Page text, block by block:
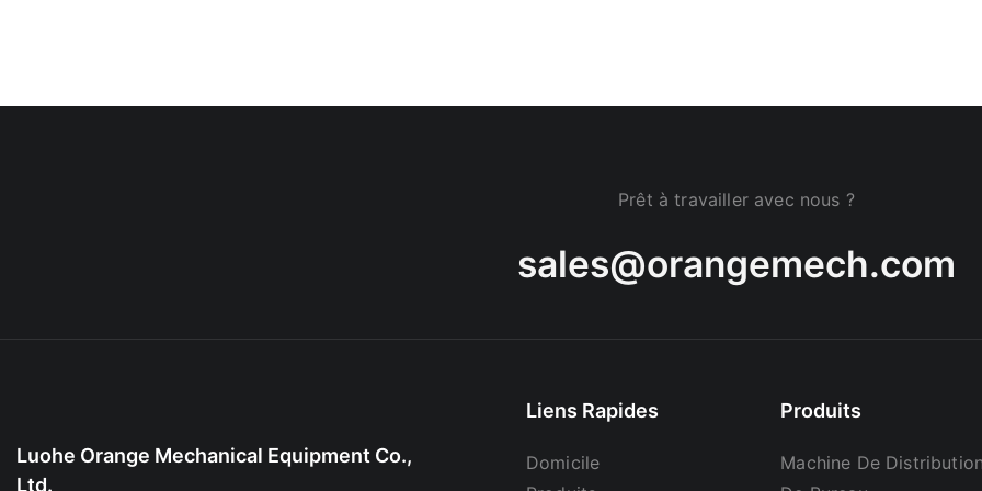
Prêt à travailler avec nous ?
sales@orangemech.com
Luohe Orange Mechanical Equipment Co.,
Ltd.
Liens Rapides
Domicile
Produits
Machine De